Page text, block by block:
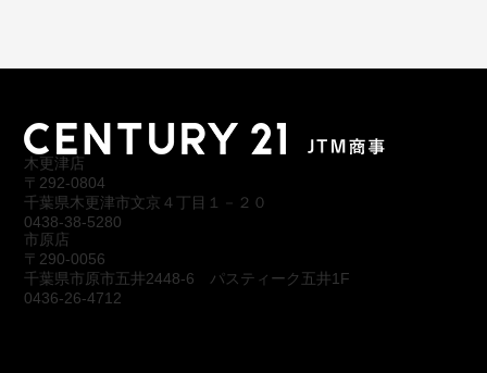
木更津店
〒292-0804
千葉県木更津市文京４丁目１－２０
0438-38-5280
市原店
〒290-0056
千葉県市原市五井2448-6 パスティーク五井1F
0436-26-4712